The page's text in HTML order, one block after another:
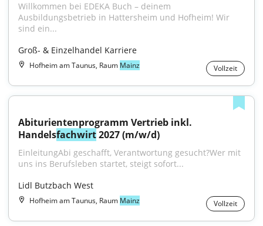
Willkommen bei EDEKA Buch – deinem
Ausbildungsbetrieb in Hattersheim und Hofheim! Wir
sind ein...
Groß- & Einzelhandel Karriere
Hofheim am Taunus, Raum Mainz Vollzeit
Abiturientenprogramm Vertrieb inkl.
Handelsfachwirt 2027 (m/w/d)
EinleitungAbi geschafft, Verantwortung gesucht?Wer mit
uns ins Berufsleben startet, steigt sofort...
Lidl Butzbach West
Hofheim am Taunus, Raum Mainz Vollzeit